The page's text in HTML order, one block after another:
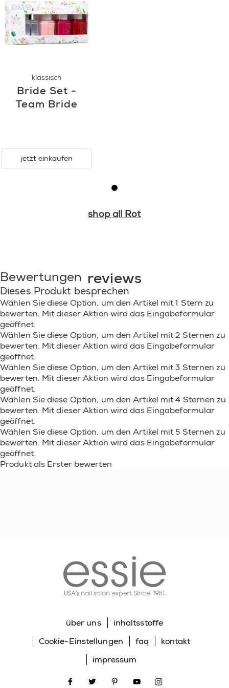
klassisch
Bride Set -
Team Bride
jetzt einkaufen
shop all Rot
reviews
Bewertungen
Dieses Produkt besprechen
Wählen Sie diese Option, um den Artikel mit 1 Stern zu
bewerten. Mit dieser Aktion wird das Eingabeformular
geöffnet.
Wählen Sie diese Option, um den Artikel mit 2 Sternen zu
bewerten. Mit dieser Aktion wird das Eingabeformular
geöffnet.
Wählen Sie diese Option, um den Artikel mit 3 Sternen zu
bewerten. Mit dieser Aktion wird das Eingabeformular
geöffnet.
Wählen Sie diese Option, um den Artikel mit 4 Sternen zu
bewerten. Mit dieser Aktion wird das Eingabeformular
geöffnet.
Wählen Sie diese Option, um den Artikel mit 5 Sternen zu
bewerten. Mit dieser Aktion wird das Eingabeformular
geöffnet.
Produkt als Erster bewerten
über uns
inhaltsstoffe
Cookie-Einstellungen
faq
kontakt
impressum
facebooktwitter pinterestyoutubeinstagram